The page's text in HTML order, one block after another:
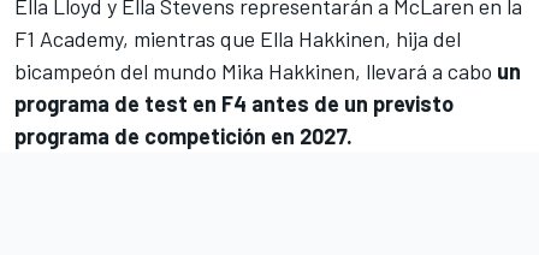
Ella Lloyd y Ella Stevens representarán a McLaren en la
F1 Academy, mientras que Ella Hakkinen, hija del
bicampeón del mundo Mika Hakkinen, llevará a cabo un
programa de test en F4 antes de un previsto
programa de competición en 2027.